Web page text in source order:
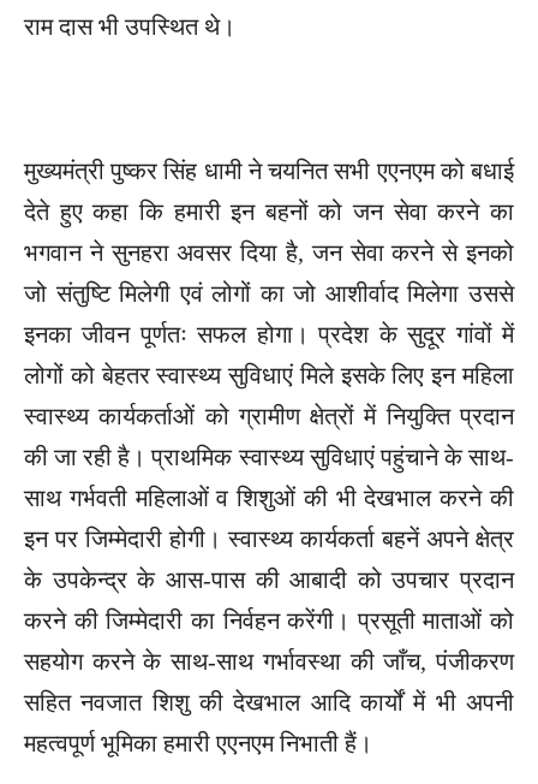
राम दास भी उपस्थित थे।
मुख्यमंत्री पुष्कर सिंह धामी ने चयनित सभी एएनएम को बधाई
देते हुए कहा कि हमारी इन बहनों को जन सेवा करने का
भगवान ने सुनहरा अवसर दिया है, जन सेवा करने से इनको
जो संतुष्टि मिलेगी एवं लोगों का जो आशीर्वाद मिलेगा उससे
इनका जीवन पूर्णतः सफल होगा। प्रदेश के सुदूर गांवों में
लोगों को बेहतर स्वास्थ्य सुविधाएं मिले इसके लिए इन महिला
स्वास्थ्य कार्यकर्ताओं को ग्रामीण क्षेत्रों में नियुक्ति प्रदान
की जा रही है। प्राथमिक स्वास्थ्य सुविधाएं पहुंचाने के साथ-
साथ गर्भवती महिलाओं व शिशुओं की भी देखभाल करने की
इन पर जिम्मेदारी होगी। स्वास्थ्य कार्यकर्ता बहनें अपने क्षेत्र
के उपकेन्द्र के आस-पास की आबादी को उपचार प्रदान
करने की जिम्मेदारी का निर्वहन करेंगी। प्रसूती माताओं को
सहयोग करने के साथ-साथ गर्भावस्था की जाँच, पंजीकरण
सहित नवजात शिशु की देखभाल आदि कार्यों में भी अपनी
महत्वपूर्ण भूमिका हमारी एएनएम निभाती हैं।